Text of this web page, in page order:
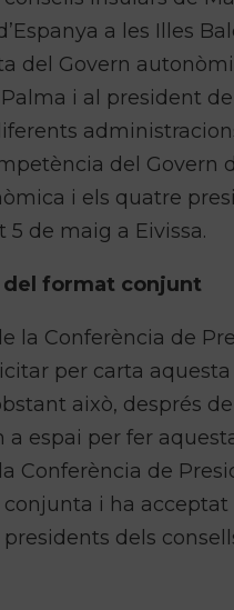
a les Illes
del Govern
i al president
del Govern
i els quatre
de maig a Eivissa.
format conjunt
la Conferència de
per carta
això, després
a espai per fer
Conferència de
i ha
dels